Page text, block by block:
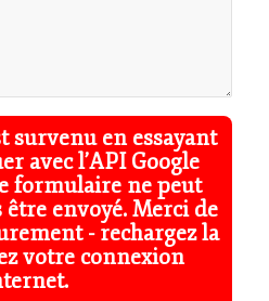
survenu en essayant
avec l’API Google
formulaire ne peut
envoyé. Merci de
- rechargez la
votre connexion